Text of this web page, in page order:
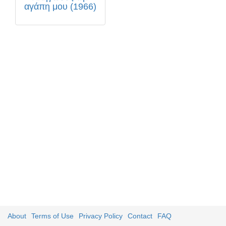
αγάπη μου (1966)
About Terms of Use Privacy Policy Contact FAQ